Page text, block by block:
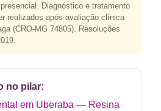
Diagnóstico e tratamento
realizados após avaliação clínica
(CRO-MG 74805). Resoluções
no pilar:
em Uberaba — Resina